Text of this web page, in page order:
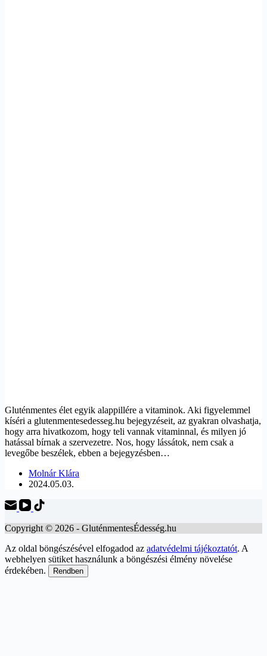
Gluténmentes élet egyik alappillére a vitaminok. Aki figyelemmel
kíséri a glutenmentesedesseg.hu bejegyzéseit, az gyakran olvashatja,
hogy arra hivatkozom, hogy teli vannak vitaminnal, és milyen jó
hatással bírnak a szervezetre. Nos, hogy lássátok, nem csak a
levegőbe beszélek, ebben a bejegyzésben…
Molnár Klára
2024.05.03.
Copyright © 2026 - GluténmentesÉdesség.hu
Az oldal böngészésével elfogadod az adatvédelmi tájékoztatót. A
webhelyen sütiket használunk a böngészési élmény növelése
érdekében.
Rendben